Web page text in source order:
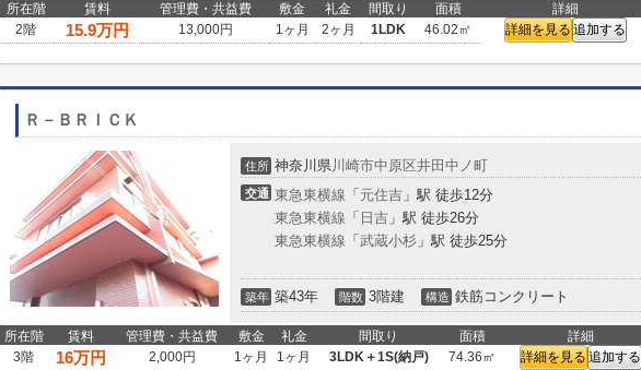
所在階 賃料 管理費・共益費 敷金 礼金 間取り 面積 詳細
2階
15.9万円 13,000円 1ヶ月 2ヶ月 1LDK 46.02㎡ 詳細を見る 追加する
Ｒ－ＢＲＩＣＫ
住所 神奈川県川崎市中原区井田中ノ町
交通 東急東横線 「 元住吉 」駅 徒歩12分
東急東横線 「 日吉 」駅 徒歩26分
東急東横線 「 武蔵小杉 」駅 徒歩25分
築年 築43年 階数 3階建 構造 鉄筋コンクリート
所在階 賃料 管理費・共益費 敷金 礼金 間取り 面積 詳細
3階
16万円 2,000円 1ヶ月 1ヶ月 3LDK＋1S(納戸) 74.36㎡ 詳細を見る 追加する